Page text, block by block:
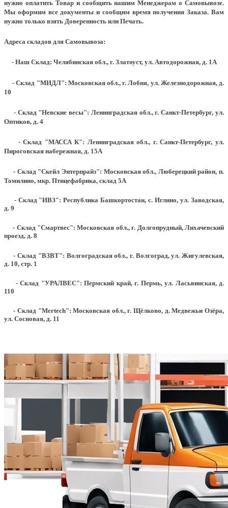
нужно оплатить Товар и сообщить нашим Менеджерам о Самовывозе.
Мы оформим все документы и сообщим время получения Заказа. Вам
нужно только взять Доверенность или Печать.
Адреса складов для Самовывоза:
- Наш Склад: Челябинская обл., г. Златоуст, ул. Автодорожная, д. 1А
- Склад "МИДЛ": Московская обл., г. Лобня, ул. Железнодорожная, д.
10
- Склад "Невские весы": Ленинградская обл., г. Санкт-Петербург, ул.
Оптиков, д. 4
- Склад "МАССА К": Ленинградская обл., г. Санкт-Петербург, ул.
Пироговская набережная, д. 15А
- Склад "Скейл Энтерпрайз": Московская обл., Люберецкий район, п.
Томилино, мкр. Птицефабрика, склад 5А
- Склад "ИВЗ": Республика Башкортостан, с. Иглино, ул. Заводская,
д. 9
- Склад "Смартвес":Московская обл., г. Долгопрудный, Лихачевский
проезд, д. 8
- Склад "ВЗВТ": Волгоградская обл., г. Волгоград, ул. Жигулевская,
д. 10, стр. 1
- Склад "УРАЛВЕС": Пермский край, г. Пермь, ул. Ласьвинская, д.
110
- Склад "Mertech": Московская обл., г. Щёлково, д. Медвежьи Озёра,
ул. Сосновая, д. 11